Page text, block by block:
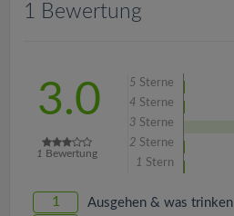
1 Bewertung
3.0
1 Bewertung
5 Sterne
4 Sterne
3 Sterne
2 Sterne
1 Stern
1 Ausgehen & was trinken